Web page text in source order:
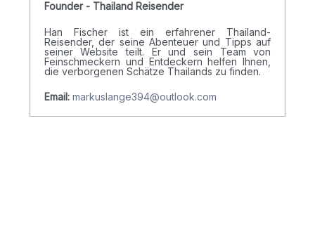
Founder - Thailand Reisender
Han Fischer ist ein erfahrener Thailand-
Reisender, der seine Abenteuer und Tipps auf
seiner Website teilt. Er und sein Team von
Feinschmeckern und Entdeckern helfen Ihnen,
die verborgenen Schätze Thailands zu finden.
Email: markuslange394@outlook.com